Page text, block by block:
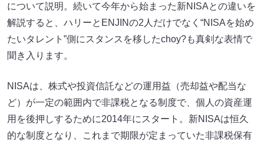
について説明。続いて今年から始まった新NISAとの違いを
解説すると、ハリーとENJINの2人だけでなく“NISAを始め
たいタレント”側にスタンスを移したchoy?も真剣な表情で
聞き入ります。
NISAは、株式や投資信託などの運用益（売却益や配当な
ど）が一定の範囲内で非課税となる制度で、個人の資産運
用を後押しするために2014年にスタート。新NISAは恒久
的な制度となり、これまで期限が定まっていた非課税保有